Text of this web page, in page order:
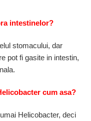
intestinelor?
stomacului, dar
pot fi gasite in intestin,
cum asa?
Helicobacter, deci